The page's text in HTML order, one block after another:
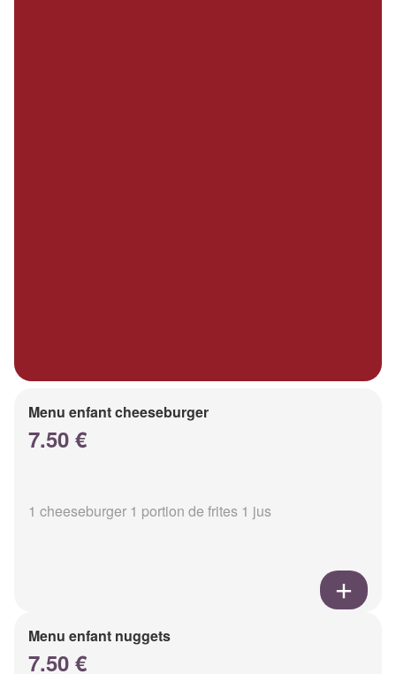
Menu enfant cheeseburger
7.50 €
1 cheeseburger 1 portion de frites 1 jus
Menu enfant nuggets
7.50 €